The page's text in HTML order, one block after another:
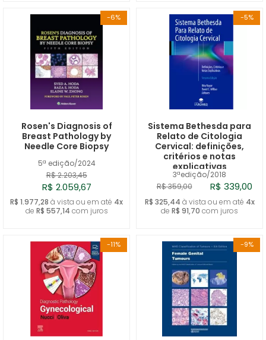
-6%
5ª edição/2024
Rosen's Diagnosis of
Breast Pathology by
Needle Core Biopsy
R$ 2.203,45
R$ 2.059,67
R$ 1.977,28 à vista ou em até 4x
de R$ 557,14 com juros
-5%
3ªedição/2018
Sistema Bethesda para
Relato de Citologia
Cervical: definições,
critérios e notas
explicativas
R$ 359,00 R$ 339,00
R$ 325,44 à vista ou em até 4x
de R$ 91,70 com juros
-11% -9%